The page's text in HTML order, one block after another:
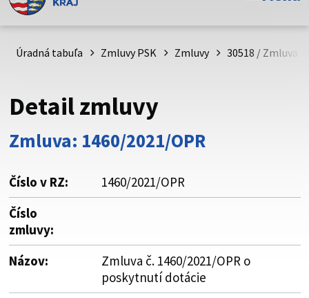
Toto je oficiálna webová stránka Prešovského
psk.sk.
Buďte pozorní a vždy sa uistite, že zdieľate informácie iba
cez zabezpečenú webovú stránku. Zabezpečená stránka
vždy začína https:// pred názvom domény webového sídla.
Úradná tabuľa Zmluvy PSK Zmluvy 30518 / Zmluva
Detail zmluvy
Zmluva: 1460/2021/OPR
Číslo v RZ:
1460/2021/OPR
Číslo
zmluvy:
Názov:
Zmluva č. 1460/2021/OPR o
poskytnutí dotácie